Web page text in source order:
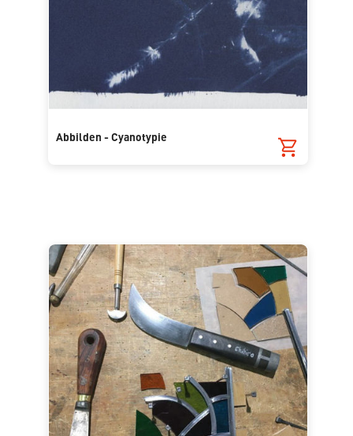
Abbilden - Cyanotypie